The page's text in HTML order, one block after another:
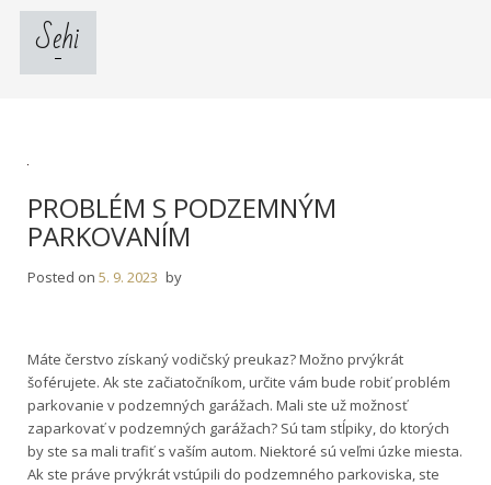
Skip
Sehi
PROBLÉM S PODZEMNÝM
PARKOVANÍM
Posted on 5. 9. 2023 by
Máte čerstvo získaný vodičský preukaz? Možno prvýkrát
šoférujete. Ak ste začiatočníkom, určite vám bude robiť problém
parkovanie v podzemných garážach. Mali ste už možnosť
zaparkovať v podzemných garážach? Sú tam stĺpiky, do ktorých
by ste sa mali trafiť s vaším autom. Niektoré sú veľmi úzke miesta.
Ak ste práve prvýkrát vstúpili do podzemného parkoviska, ste